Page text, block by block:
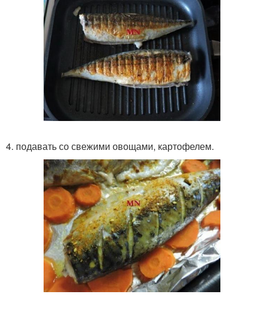
4. подавать со свежими овощами, картофелем.